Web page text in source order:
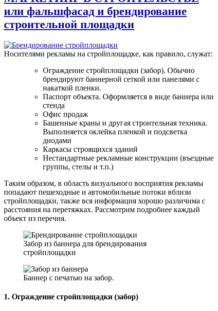
или фальшфасад и брендирование
строительной площадки
Носителями рекламы на стройплощадке, как правило, служат:
Ограждение стройплощадки (забор). Обычно
брендируют баннерной сеткой или панелями с
накаткой пленки.
Паспорт объекта. Оформляется в виде баннера или
стенда
Офис продаж
Башенные краны и другая строительная техника.
Выполняется оклейка пленкой и подсветка
диодами
Каркасы строящихся зданий
Нестандартные рекламные конструкции (въездные
группы, стелы и т.п.)
Таким образом, в область визуального восприятия рекламы
попадают пешеходные и автомобильные потоки вблизи
стройплощадки, также вся информация хорошо различима с
расстояния на перетяжках. Рассмотрим подробнее каждый
объект из перечня.
Забор из баннера для брендирования
стройплощадки
Баннер с печатью на забор.
1. Ограждение стройплощадки (забор)